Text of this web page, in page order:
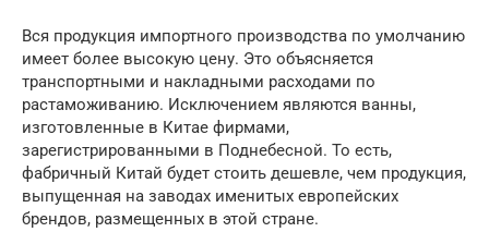
Вся продукция импортного производства по умолчанию
имеет более высокую цену. Это объясняется
транспортными и накладными расходами по
растаможиванию. Исключением являются ванны,
изготовленные в Китае фирмами,
зарегистрированными в Поднебесной. То есть,
фабричный Китай будет стоить дешевле, чем продукция,
выпущенная на заводах именитых европейских
брендов, размещенных в этой стране.